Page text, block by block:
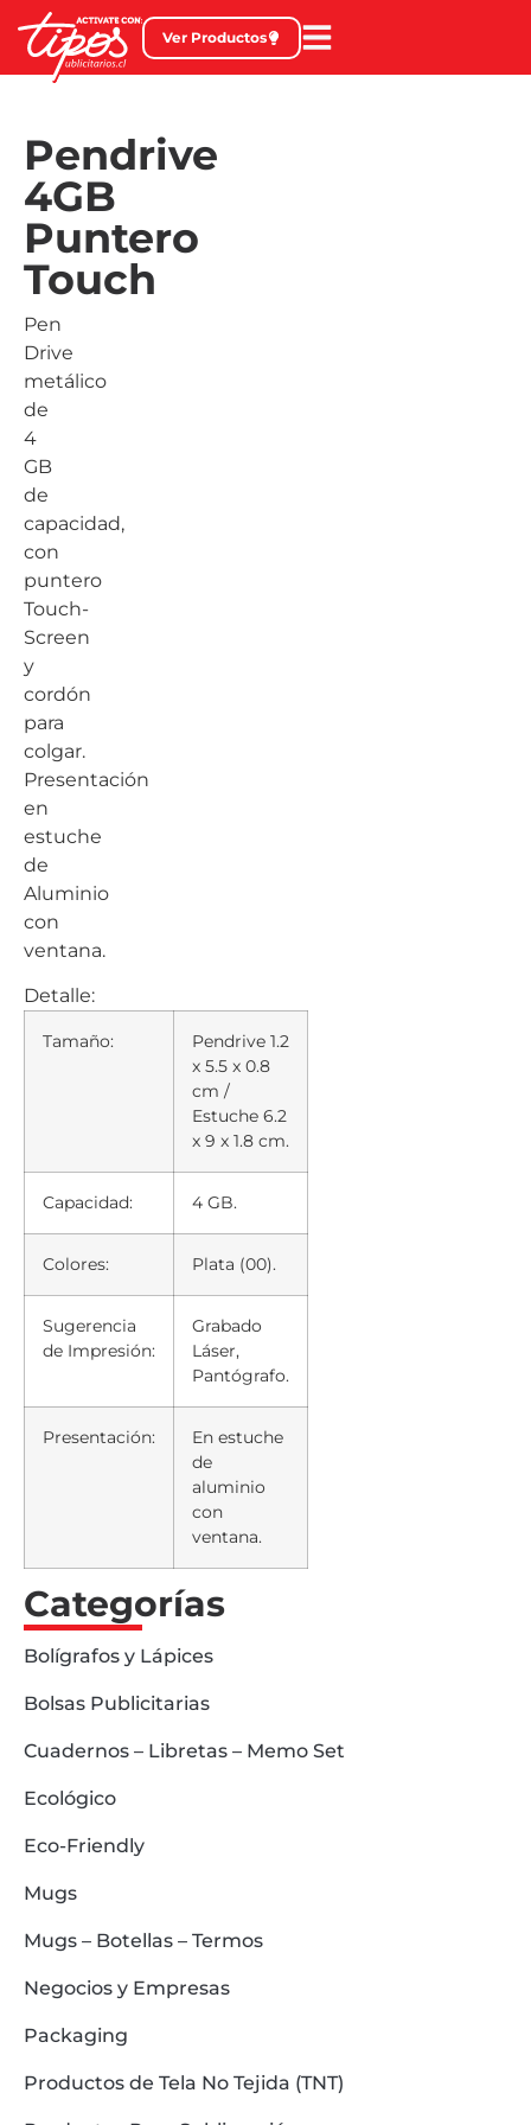
Ver Productos
Pendrive
4GB
Puntero
Touch
Pen
Drive
metálico
de
4
GB
de
capacidad,
con
puntero
Touch-
Screen
y
cordón
para
colgar.
Presentación
en
estuche
de
Aluminio
con
ventana.
Detalle:
Tamaño:
Pendrive 1.2
x 5.5 x 0.8
cm /
Estuche 6.2
x 9 x 1.8 cm.
Capacidad: 4 GB.
Colores: Plata (00).
Sugerencia
de Impresión:
Grabado
Láser,
Pantógrafo.
Presentación:
En estuche
de
aluminio
con
ventana.
Categorías
Bolígrafos y Lápices
Bolsas Publicitarias
Cuadernos – Libretas – Memo Set
Ecológico
Eco-Friendly
Mugs
Mugs – Botellas – Termos
Negocios y Empresas
Packaging
Productos de Tela No Tejida (TNT)